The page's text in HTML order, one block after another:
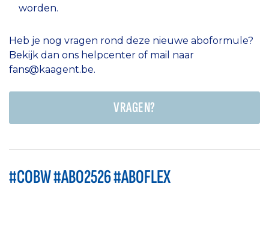
worden.
Heb je nog vragen rond deze nieuwe aboformule?
Bekijk dan ons helpcenter of mail naar
fans@kaagent.be.
VRAGEN?
#COBW #ABO2526 #ABOFLEX